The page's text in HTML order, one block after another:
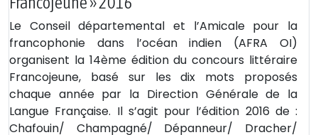
Le Conseil départemental et l’Amicale pour la
francophonie dans l’océan indien (AFRA OI)
organisent la 14ème édition du concours littéraire
Francojeune, basé sur les dix mots proposés
chaque année par la Direction Générale de la
Langue Française. Il s’agit pour l’édition 2016 de :
Chafouin/ Champagné/ Dépanneur/ Dracher/